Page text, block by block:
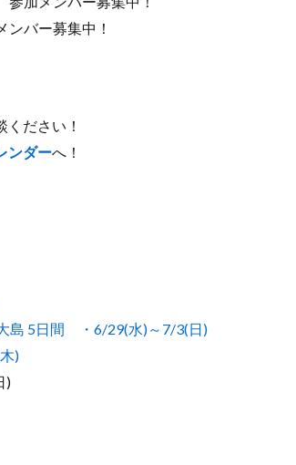
バー募集中！
ださい！
ンダーへ！
島 5日間 ・6/29(水)～7/3(日)
)
)